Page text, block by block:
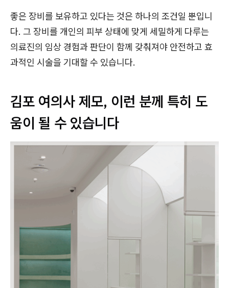
좋은 장비를 보유하고 있다는 것은 하나의 조건일 뿐입니
다. 그 장비를 개인의 피부 상태에 맞게 세밀하게 다루는
의료진의 임상 경험과 판단이 함께 갖춰져야 안전하고 효
과적인 시술을 기대할 수 있습니다.
김포 여의사 제모, 이런 분께 특히 도
움이 될 수 있습니다